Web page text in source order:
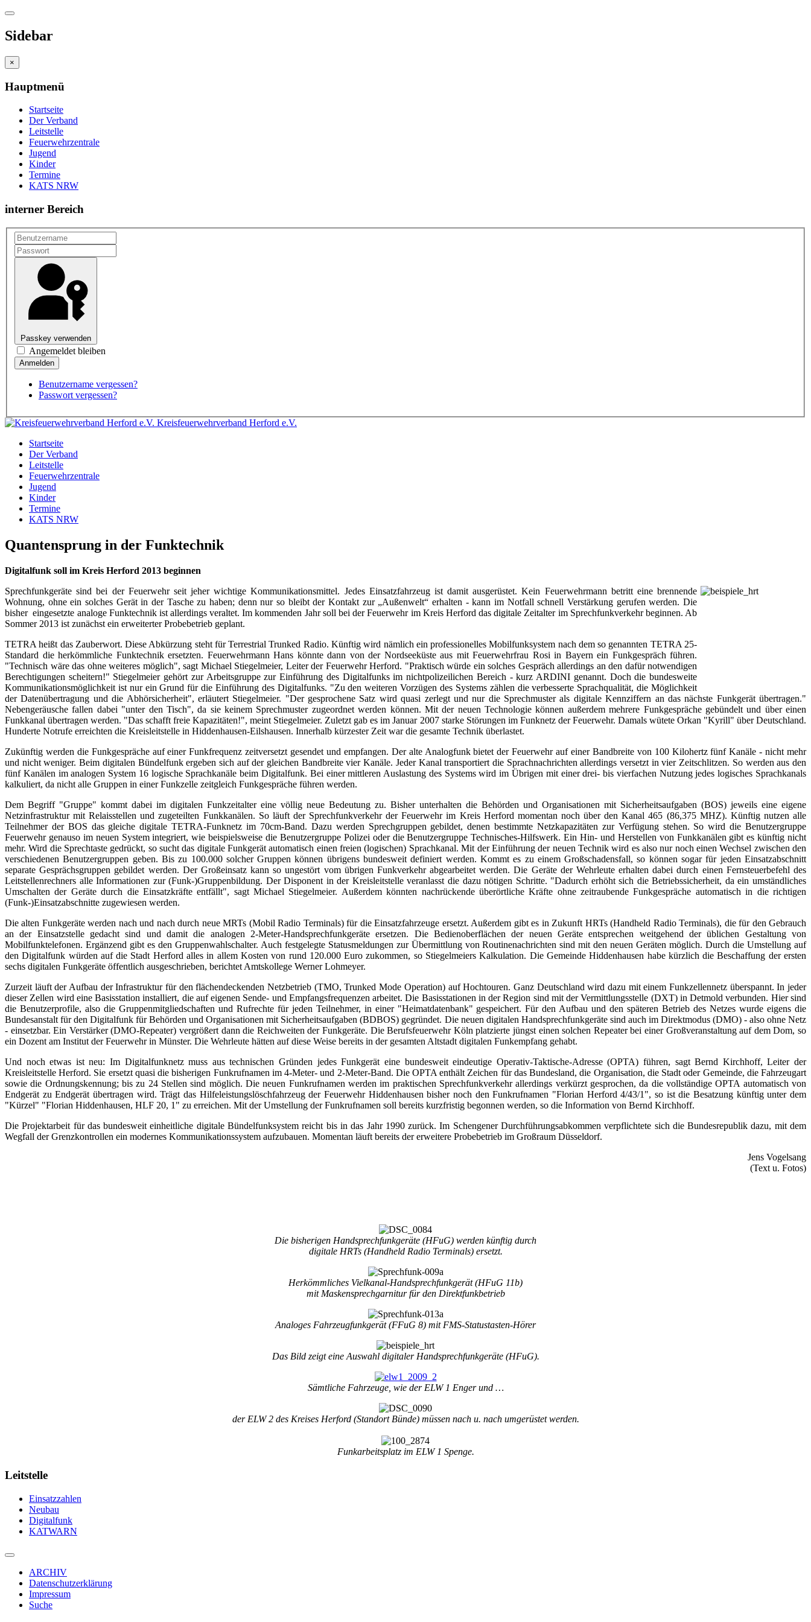
Sidebar
×
Hauptmenü
Startseite
Der Verband
Leitstelle
Feuerwehrzentrale
Jugend
Kinder
Termine
KATS NRW
interner Bereich
Passkey verwenden
Angemeldet bleiben
Benutzername vergessen?
Passwort vergessen?
Kreisfeuerwehrverband Herford e.V.
Startseite
Der Verband
Leitstelle
Feuerwehrzentrale
Jugend
Kinder
Termine
KATS NRW
Quantensprung in der Funktechnik
Digitalfunk soll im Kreis Herford 2013 beginnen
Sprechfunkgeräte sind bei der Feuerwehr seit jeher wichtige Kommunikationsmittel. Jedes Einsatzfahrzeug ist damit ausgerüstet. Kein Feuerwehrmann betritt eine brennende
Wohnung, ohne ein solches Gerät in der Tasche zu haben; denn nur so bleibt der Kontakt zur „Außenwelt“ erhalten - kann im Notfall schnell Verstärkung gerufen werden. Die
bisher eingesetzte analoge Funktechnik ist allerdings veraltet. Im kommenden Jahr soll bei der Feuerwehr im Kreis Herford das digitale Zeitalter im Sprechfunkverkehr beginnen. Ab
Sommer 2013 ist zunächst ein erweiterter Probebetrieb geplant.
TETRA heißt das Zauberwort. Diese Abkürzung steht für Terrestrial Trunked Radio. Künftig wird nämlich ein professionelles Mobilfunksystem nach dem so genannten TETRA 25-
Standard die herkömmliche Funktechnik ersetzten. Feuerwehrmann Hans könnte dann von der Nordseeküste aus mit Feuerwehrfrau Rosi in Bayern ein Funkgespräch führen.
"Technisch wäre das ohne weiteres möglich", sagt Michael Stiegelmeier, Leiter der Feuerwehr Herford. "Praktisch würde ein solches Gespräch allerdings an den dafür notwendigen
Berechtigungen scheitern!" Stiegelmeier gehört zur Arbeitsgruppe zur Einführung des Digitalfunks im nichtpolizeilichen Bereich - kurz ARDINI genannt. Doch die bundesweite
Kommunikationsmöglichkeit ist nur ein Grund für die Einführung des Digitalfunks. "Zu den weiteren Vorzügen des Systems zählen die verbesserte Sprachqualität, die Möglichkeit
der Datenübertragung und die Abhörsicherheit", erläutert Stiegelmeier. "Der gesprochene Satz wird quasi zerlegt und nur die Sprechmuster als digitale Kennziffern an das nächste Funkgerät übertragen."
Nebengeräusche fallen dabei "unter den Tisch", da sie keinem Sprechmuster zugeordnet werden können. Mit der neuen Technologie können außerdem mehrere Funkgespräche gebündelt und über einen
Funkkanal übertragen werden. "Das schafft freie Kapazitäten!", meint Stiegelmeier. Zuletzt gab es im Januar 2007 starke Störungen im Funknetz der Feuerwehr. Damals wütete Orkan "Kyrill" über Deutschland.
Hunderte Notrufe erreichten die Kreisleitstelle in Hiddenhausen-Eilshausen. Innerhalb kürzester Zeit war die gesamte Technik überlastet.
Zukünftig werden die Funkgespräche auf einer Funkfrequenz zeitversetzt gesendet und empfangen. Der alte Analogfunk bietet der Feuerwehr auf einer Bandbreite von 100 Kilohertz fünf Kanäle - nicht mehr
und nicht weniger. Beim digitalen Bündelfunk ergeben sich auf der gleichen Bandbreite vier Kanäle. Jeder Kanal transportiert die Sprachnachrichten allerdings versetzt in vier Zeitschlitzen. So werden aus den
fünf Kanälen im analogen System 16 logische Sprachkanäle beim Digitalfunk. Bei einer mittleren Auslastung des Systems wird im Übrigen mit einer drei- bis vierfachen Nutzung jedes logisches Sprachkanals
kalkuliert, da nicht alle Gruppen in einer Funkzelle zeitgleich Funkgespräche führen werden.
Dem Begriff "Gruppe" kommt dabei im digitalen Funkzeitalter eine völlig neue Bedeutung zu. Bisher unterhalten die Behörden und Organisationen mit Sicherheitsaufgaben (BOS) jeweils eine eigene
Netzinfrastruktur mit Relaisstellen und zugeteilten Funkkanälen. So läuft der Sprechfunkverkehr der Feuerwehr im Kreis Herford momentan noch über den Kanal 465 (86,375 MHZ). Künftig nutzen alle
Teilnehmer der BOS das gleiche digitale TETRA-Funknetz im 70cm-Band. Dazu werden Sprechgruppen gebildet, denen bestimmte Netzkapazitäten zur Verfügung stehen. So wird die Benutzergruppe
Feuerwehr genauso im neuen System integriert, wie beispielsweise die Benutzergruppe Polizei oder die Benutzergruppe Technisches-Hilfswerk. Ein Hin- und Herstellen von Funkkanälen gibt es künftig nicht
mehr. Wird die Sprechtaste gedrückt, so sucht das digitale Funkgerät automatisch einen freien (logischen) Sprachkanal. Mit der Einführung der neuen Technik wird es also nur noch einen Wechsel zwischen den
verschiedenen Benutzergruppen geben. Bis zu 100.000 solcher Gruppen können übrigens bundesweit definiert werden. Kommt es zu einem Großschadensfall, so können sogar für jeden Einsatzabschnitt
separate Gesprächsgruppen gebildet werden. Der Großeinsatz kann so ungestört vom übrigen Funkverkehr abgearbeitet werden. Die Geräte der Wehrleute erhalten dabei durch einen Fernsteuerbefehl des
Leitstellenrechners alle Informationen zur (Funk-)Gruppenbildung. Der Disponent in der Kreisleitstelle veranlasst die dazu nötigen Schritte. "Dadurch erhöht sich die Betriebssicherheit, da ein umständliches
Umschalten der Geräte durch die Einsatzkräfte entfällt", sagt Michael Stiegelmeier. Außerdem könnten nachrückende überörtliche Kräfte ohne zeitraubende Funkgespräche automatisch in die richtigen
(Funk-)Einsatzabschnitte zugewiesen werden.
Die alten Funkgeräte werden nach und nach durch neue MRTs (Mobil Radio Terminals) für die Einsatzfahrzeuge ersetzt. Außerdem gibt es in Zukunft HRTs (Handheld Radio Terminals), die für den Gebrauch
an der Einsatzstelle gedacht sind und damit die analogen 2-Meter-Handsprechfunkgeräte ersetzen. Die Bedienoberflächen der neuen Geräte entsprechen weitgehend der üblichen Gestaltung von
Mobilfunktelefonen. Ergänzend gibt es den Gruppenwahlschalter. Auch festgelegte Statusmeldungen zur Übermittlung von Routinenachrichten sind mit den neuen Geräten möglich. Durch die Umstellung auf
den Digitalfunk würden auf die Stadt Herford alles in allem Kosten von rund 120.000 Euro zukommen, so Stiegelmeiers Kalkulation. Die Gemeinde Hiddenhausen habe kürzlich die Beschaffung der ersten
sechs digitalen Funkgeräte öffentlich ausgeschrieben, berichtet Amtskollege Werner Lohmeyer.
Zurzeit läuft der Aufbau der Infrastruktur für den flächendeckenden Netzbetrieb (TMO, Trunked Mode Operation) auf Hochtouren. Ganz Deutschland wird dazu mit einem Funkzellennetz überspannt. In jeder
dieser Zellen wird eine Basisstation installiert, die auf eigenen Sende- und Empfangsfrequenzen arbeitet. Die Basisstationen in der Region sind mit der Vermittlungsstelle (DXT) in Detmold verbunden. Hier sind
die Benutzerprofile, also die Gruppenmitgliedschaften und Rufrechte für jeden Teilnehmer, in einer "Heimatdatenbank" gespeichert. Für den Aufbau und den späteren Betrieb des Netzes wurde eigens die
Bundesanstalt für den Digitalfunk für Behörden und Organisationen mit Sicherheitsaufgaben (BDBOS) gegründet. Die neuen digitalen Handsprechfunkgeräte sind auch im Direktmodus (DMO) - also ohne Netz
- einsetzbar. Ein Verstärker (DMO-Repeater) vergrößert dann die Reichweiten der Funkgeräte. Die Berufsfeuerwehr Köln platzierte jüngst einen solchen Repeater bei einer Großveranstaltung auf dem Dom, so
ein Dozent am Institut der Feuerwehr in Münster. Die Wehrleute hätten auf diese Weise bereits in der gesamten Altstadt digitalen Funkempfang gehabt.
Und noch etwas ist neu: Im Digitalfunknetz muss aus technischen Gründen jedes Funkgerät eine bundesweit eindeutige Operativ-Taktische-Adresse (OPTA) führen, sagt Bernd Kirchhoff, Leiter der
Kreisleitstelle Herford. Sie ersetzt quasi die bisherigen Funkrufnamen im 4-Meter- und 2-Meter-Band. Die OPTA enthält Zeichen für das Bundesland, die Organisation, die Stadt oder Gemeinde, die Fahrzeugart
sowie die Ordnungskennung; bis zu 24 Stellen sind möglich. Die neuen Funkrufnamen werden im praktischen Sprechfunkverkehr allerdings verkürzt gesprochen, da die vollständige OPTA automatisch von
Endgerät zu Endgerät übertragen wird. Trägt das Hilfeleistungslöschfahrzeug der Feuerwehr Hiddenhausen bisher noch den Funkrufnamen "Florian Herford 4/43/1", so ist die Besatzung künftig unter dem
"Kürzel" "Florian Hiddenhausen, HLF 20, 1" zu erreichen. Mit der Umstellung der Funkrufnamen soll bereits kurzfristig begonnen werden, so die Information von Bernd Kirchhoff.
Die Projektarbeit für das bundesweit einheitliche digitale Bündelfunksystem reicht bis in das Jahr 1990 zurück. Im Schengener Durchführungsabkommen verpflichtete sich die Bundesrepublik dazu, mit dem
Wegfall der Grenzkontrollen ein modernes Kommunikationssystem aufzubauen. Momentan läuft bereits der erweitere Probebetrieb im Großraum Düsseldorf.
Jens Vogelsang
(Text u. Fotos)
Die bisherigen Handsprechfunkgeräte (HFuG) werden künftig durch
digitale HRTs (Handheld Radio Terminals) ersetzt.
Herkömmliches Vielkanal-Handsprechfunkgerät (HFuG 11b)
mit Maskensprechgarnitur für den Direktfunkbetrieb
Analoges Fahrzeugfunkgerät (FFuG 8) mit FMS-Statustasten-Hörer
Das Bild zeigt eine Auswahl digitaler Handsprechfunkgeräte (HFuG).
Sämtliche Fahrzeuge, wie der ELW 1 Enger und …
der ELW 2 des Kreises Herford (Standort Bünde) müssen nach u. nach umgerüstet werden.
Funkarbeitsplatz im ELW 1 Spenge.
Leitstelle
Einsatzzahlen
Neubau
Digitalfunk
KATWARN
ARCHIV
Datenschutzerklärung
Impressum
Suche